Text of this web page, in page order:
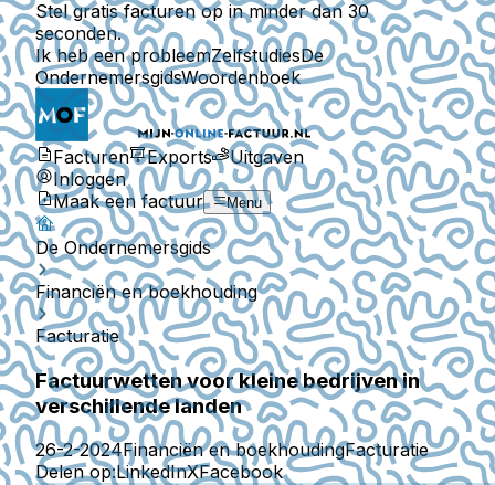
Stel gratis facturen op in minder dan 30
seconden.
Ik heb een probleemZelfstudiesDe
OndernemersgidsWoordenboek
Facturen Exports
Uitgaven
Inloggen
Maak een factuur
Menu
De Ondernemersgids
Financiën en boekhouding
Facturatie
Factuurwetten voor kleine bedrijven in
verschillende landen
26-2-2024Financiën en boekhoudingFacturatie
Delen op:LinkedInXFacebook